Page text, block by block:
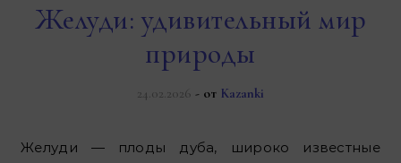
Желуди: удивительный мир
природы
24.02.2026 - от Kazanki
Желуди — плоды дуба, широко известные